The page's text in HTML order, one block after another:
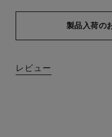
製品入荷の
レビュー